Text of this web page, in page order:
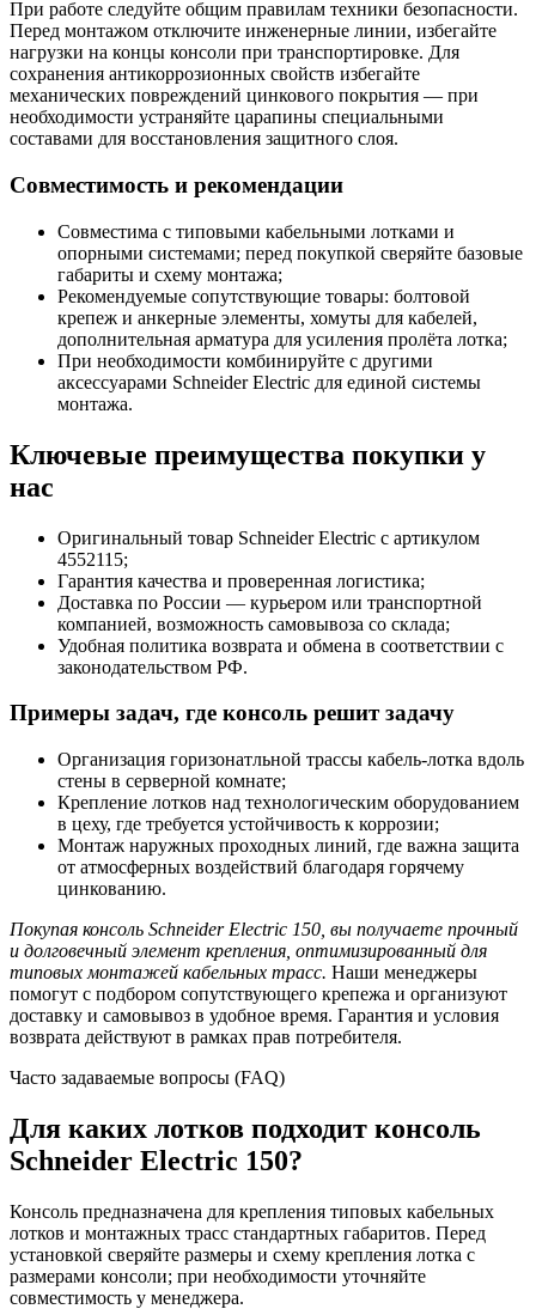
При работе следуйте общим правилам техники безопасности.
Перед монтажом отключите инженерные линии, избегайте
нагрузки на концы консоли при транспортировке. Для
сохранения антикоррозионных свойств избегайте
механических повреждений цинкового покрытия — при
необходимости устраняйте царапины специальными
составами для восстановления защитного слоя.
Совместимость и рекомендации
Совместима с типовыми кабельными лотками и
опорными системами; перед покупкой сверяйте базовые
габариты и схему монтажа;
Рекомендуемые сопутствующие товары: болтовой
крепеж и анкерные элементы, хомуты для кабелей,
дополнительная арматура для усиления пролёта лотка;
При необходимости комбинируйте с другими
аксессуарами Schneider Electric для единой системы
монтажа.
Ключевые преимущества покупки у
нас
Оригинальный товар Schneider Electric с артикулом
4552115;
Гарантия качества и проверенная логистика;
Доставка по России — курьером или транспортной
компанией, возможность самовывоза со склада;
Удобная политика возврата и обмена в соответствии с
законодательством РФ.
Примеры задач, где консоль решит задачу
Организация горизонатльной трассы кабель-лотка вдоль
стены в серверной комнате;
Крепление лотков над технологическим оборудованием
в цеху, где требуется устойчивость к коррозии;
Монтаж наружных проходных линий, где важна защита
от атмосферных воздействий благодаря горячему
цинкованию.
Покупая консоль Schneider Electric 150, вы получаете прочный
и долговечный элемент крепления, оптимизированный для
типовых монтажей кабельных трасс. Наши менеджеры
помогут с подбором сопутствующего крепежа и организуют
доставку и самовывоз в удобное время. Гарантия и условия
возврата действуют в рамках прав потребителя.
Часто задаваемые вопросы (FAQ)
Для каких лотков подходит консоль
Schneider Electric 150?
Консоль предназначена для крепления типовых кабельных
лотков и монтажных трасс стандартных габаритов. Перед
установкой сверяйте размеры и схему крепления лотка с
размерами консоли; при необходимости уточняйте
совместимость у менеджера.